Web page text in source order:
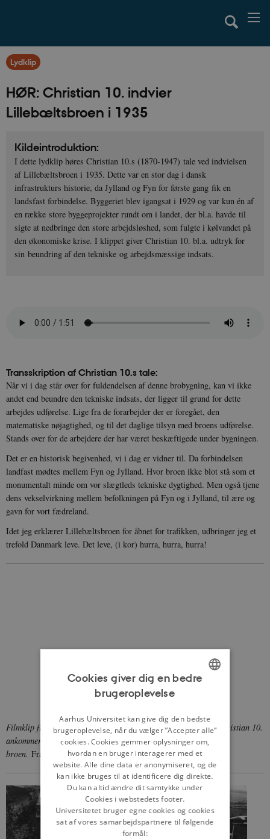
Lydklip
HØR: Christian 10. indvier
Lillebæltsbroen i 1935
Kildeintroduktion:
I dette lydklip høres Christian 10.s (1870-1947) tale ved indvielsen
af Lillebæltsbroen i 1935. Dette var en stor dag i dansk
infrastrukturs historie, da Jylland og Fyn for første gang fik en
landsfast forbindelse. Byggeriet blev igangsat i 1929 og var kun én af
en række store byggeprojekter rundt om i landet, der bl.a. havde til
sigte at nedbringe den store arbejdsløshed, som fulgte i kølvandet på
den økonomiske krise. I klippet giver Christian 10. bl.a. udtryk for
sin beundring af den tekniske og arbejdsmæssige indsats.
Transskription af Christian 10.s tale:
Når vi i dag står over for fuldendelsen af denne brobygning, kan vi ikke
andet end beundre den tekniske indsats, der ligger til grund for dette
arbejdes udførelse. Lige fra de forarbejder der er foregået, den
matematiske nøjagtighed, og til det daglige tilsyn med broens udførelse.
Stands over for de arbejdere der har været beskæftigede under bygningen.
Det er en historisk begivenhed, vi i dag er vidner til. Da forbindelsen
landfast mødtes mellem Fyn og Jylland. Hvor broen ikke blot stå som et
monumentalt minde om vor slægtleds tekniske dygtighed. Men også tjene
dens vekselvirkning mellem befolkningen på Fyn og i Jylland, til ære og
gavn for vort fædreland.
Idet jeg erklærer Lillebæltsbroen for åbnet for trafikken, udbringer jeg et
trefold Danmark leve. Det leve, (i kor) hurra, hurra, hurra!
Filmklip fra indvielsen af Lillebæltsbroen den 14. maj 1935. Christian 10.
ankommer til festpladsen ved Lillebæltsbroen og åbner
broen. Fra: danmarkpaafilm.dk, Det Danske Filminstitut.
DANISH
Cookies giver dig en bedre
brugeroplevelse
Aarhus Universitet kan give dig den bedste
brugeroplevelse, når du vælger ”Accepter alle”
cookies. Cookies gemmer oplysninger om,
hvordan en bruger interagerer med et
website. Alle dine data er anonymiseret, og de
kan ikke bruges til at identificere dig direkte.
Du kan altid ændre dit samtykke under
Cookies i webstedets footer.
Universitetet bruger egne cookies og cookies
sat af vores samarbejdspartnere til følgende
formål: